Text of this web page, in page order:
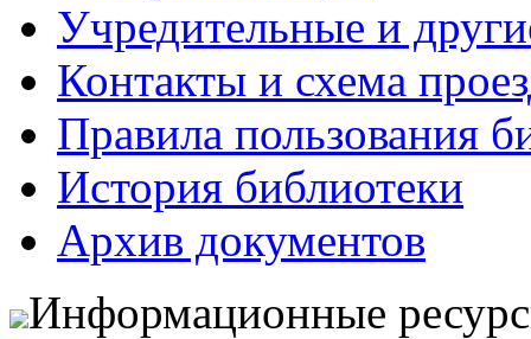
Учредительные и
Контакты и схема
Правила пользования
История библиотеки
Архив документов
Информационные